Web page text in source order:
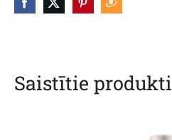
Saistītie produkti